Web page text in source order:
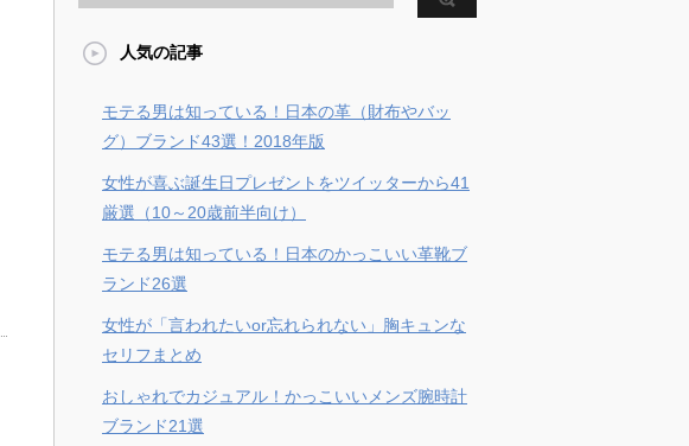
人気の記事
モテる男は知っている！日本の革（財布やバッ
グ）ブランド43選！2018年版
女性が喜ぶ誕生日プレゼントをツイッターから41
厳選（10～20歳前半向け）
モテる男は知っている！日本のかっこいい革靴ブ
ランド26選
女性が「言われたいor忘れられない」胸キュンな
セリフまとめ
おしゃれでカジュアル！かっこいいメンズ腕時計
ブランド21選